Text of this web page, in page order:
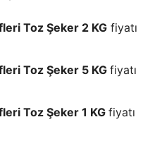
Toz Şeker 2 KG fiyatı
Toz Şeker 5 KGfiyatı
Toz Şeker 1 KGfiyatı